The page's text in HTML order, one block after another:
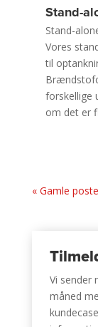
Stand-
Stand-
Vores
til
forskellige
om det er
« Gamle
Vi sender
måned